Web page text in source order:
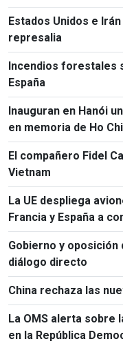
Kumamoto
Estados Unidos e
represalia
Incendios forestales
España
Inauguran en Hanói
en memoria de Ho
El compañero Fidel
Vietnam
La UE despliega
Francia y España a
Gobierno y oposición
diálogo directo
China rechaza las
La OMS alerta sobre
en la República